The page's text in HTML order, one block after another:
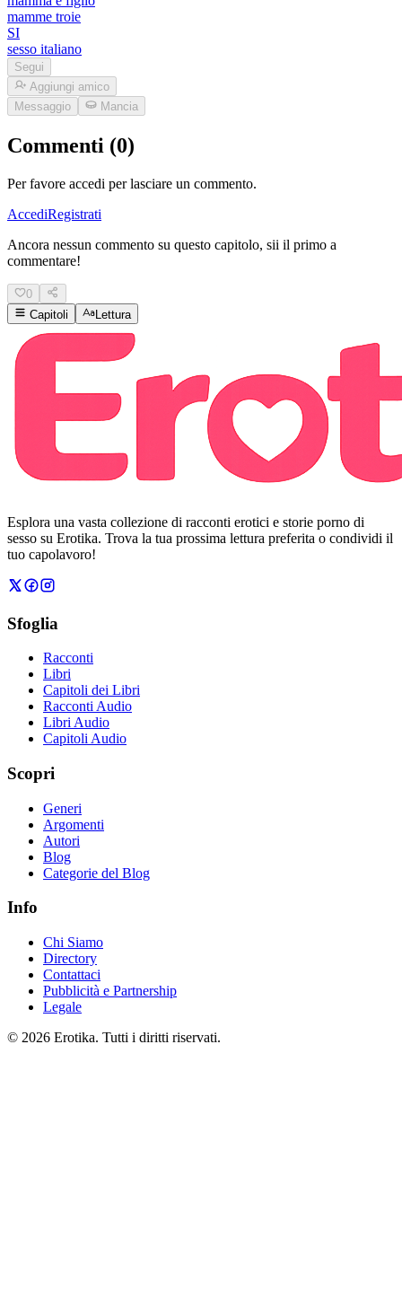
mamme troie
SI
sesso italiano
Segui
Aggiungi amico
Messaggio
Mancia
Commenti (0)
Per favore accedi per lasciare un commento.
AccediRegistrati
Ancora nessun commento su questo capitolo, sii il primo a
commentare!
0
Capitoli
Lettura
Esplora una vasta collezione di racconti erotici e storie porno di
sesso su Erotika. Trova la tua prossima lettura preferita o condividi il
tuo capolavoro!
Sfoglia
Racconti
Libri
Capitoli dei Libri
Racconti Audio
Libri Audio
Capitoli Audio
Scopri
Generi
Argomenti
Autori
Blog
Categorie del Blog
Info
Chi Siamo
Directory
Contattaci
Pubblicità e Partnership
Legale
© 2026 Erotika. Tutti i diritti riservati.